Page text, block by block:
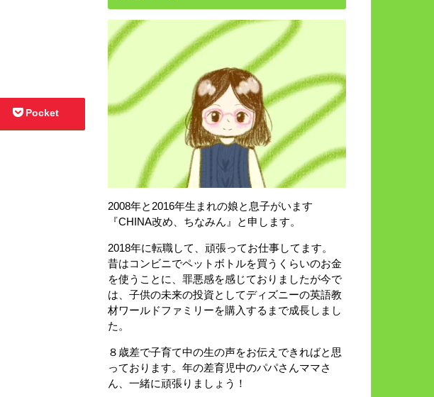
Pocket
2008年と2016年生まれの娘と息子がいます
『CHINA改め、ちなみん』と申します。
2018年に転職して、頑張ってお仕事してます。
昔はコンビニでペットボトルを買うくらいのお金
を使うことに、罪悪感を感じておりましたが今で
は、子供の未来の投資としてディズニーの英語教
材ワールドファミリーを購入するまで成長しまし
た。
８歳差で子育て中の生の声をお伝えできればと思
っております。年の差育児中のパパさんママさ
ん、一緒に頑張りましょう！